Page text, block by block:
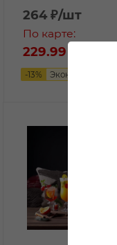
264 ₽/шт
По карте:
229.99 ₽
-13% Экономия